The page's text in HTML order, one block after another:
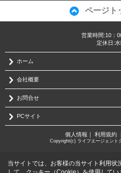
ページト
営業時間:10：
定休日:水
ホーム
会社概要
お問合せ
PCサイト
個人情報 利用規約｜
Copyright(c) ライフエージェント
当サイトでは、お客様の当サイト利用状